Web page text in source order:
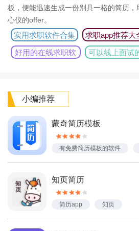
板，便能迅速生成一份别具一格的简历
心仪的offer。
实用求职软件合集 求职app推荐大
好用的在线求职软
件
可以线上面试
件
小编推荐
蒙奇简历模板
有免费简历模板的软件
模板多的简历制作
知页简历
简历app 知页